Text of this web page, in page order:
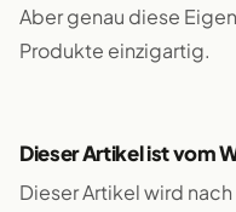
Aber genau diese
Produkte einzigartig.
Dieser Artikel ist vom
Dieser Artikel wird